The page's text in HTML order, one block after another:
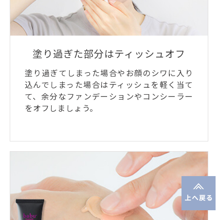
塗り過ぎた部分はティッシュオフ
塗り過ぎてしまった場合やお顔のシワに入り
込んでしまった場合はティッシュを軽く当て
て、余分なファンデーションやコンシーラー
をオフしましょう。